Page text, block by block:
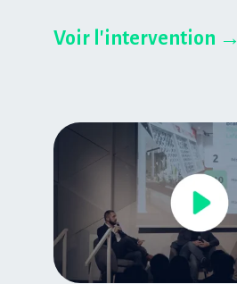
Voir l'intervention →